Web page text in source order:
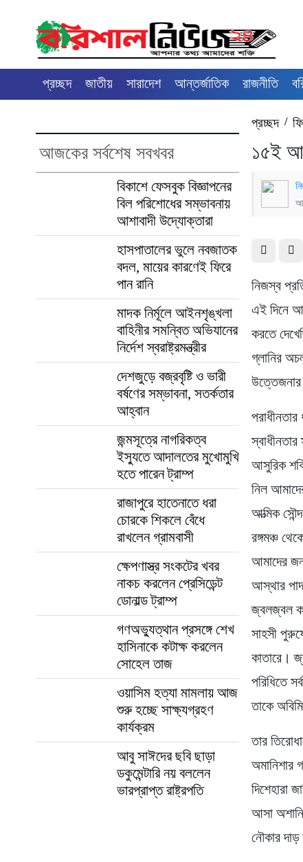
প্রচ্ছদ জাতীয় সারাদেশ আন্তর্জাতিক রাজনীতি
আজকের সর্বশেষ সবখবর
বিকাশে ফেসবুক বিজ্ঞাপনের
বিল পরিশোধের সম্ভাবনায়
আশাবাদী উদ্যোক্তারা
হাসপাতালের ভুলে নবজাতক
বদল, মায়ের কারণেই ফিরে
পান রানি
মাদক নির্মূলে আইনশৃঙ্খলা
বাহিনীর সমন্বিত অভিযানের
নির্দেশ স্বরাষ্ট্রমন্ত্রীর
দেশজুড়ে বজ্রবৃষ্টি ও ভারী
বর্ষণের সম্ভাবনা, সতর্কতার
আহ্বান
জন্মসূত্রে নাগরিকত্ব
ইস্যুতে আদালতের মুখোমুখি
হতে পারেন ট্রাম্প
রাজাপুরে হাতেনাতে ধরা
চোরকে শিকলে বেঁধে
রাখলেন গ্রামবাসী
ক্ষেপণাস্ত্র সংকটের খবর
নাকচ করলেন প্রেসিডেন্ট
ডোনাল্ড ট্রাম্প
গণঅভ্যুত্থান প্রসঙ্গে শেখ
হাসিনাকে কটাক্ষ করলেন
সোহেল তাজ
ওয়াসিম হত্যা মামলায় আজ
শুরু হচ্ছে সাক্ষ্যগ্রহণ
কার্যক্রম
আবু সাঈদের ছবি ছাড়া
ডকুমেন্টারি নয় বললেন
ভারপ্রাপ্ত রাষ্ট্রপতি
প্রচ্ছদ/
১৫ই
নিজস্ব
এই দিনে
করতে
গ্লানির
উত্তেজনার
আসুরিক
নিল
আত্মিক
রঙ্গমঞ্চ
আমাদের
আস্থার
জ্বলজ্বল
সাহসী
কাতারে।
পরিধিতে
তাকে
তার
দিশেহারা
আসা
নৌকার